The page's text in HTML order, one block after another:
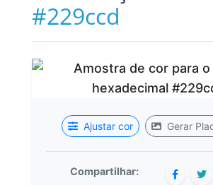
#229ccd
Ajustar cor Gerar
Compartilhar: